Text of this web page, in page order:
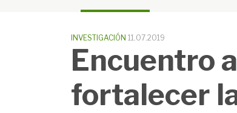
INVESTIGACIÓN 11.07.2019
Encuentro
fortalecer